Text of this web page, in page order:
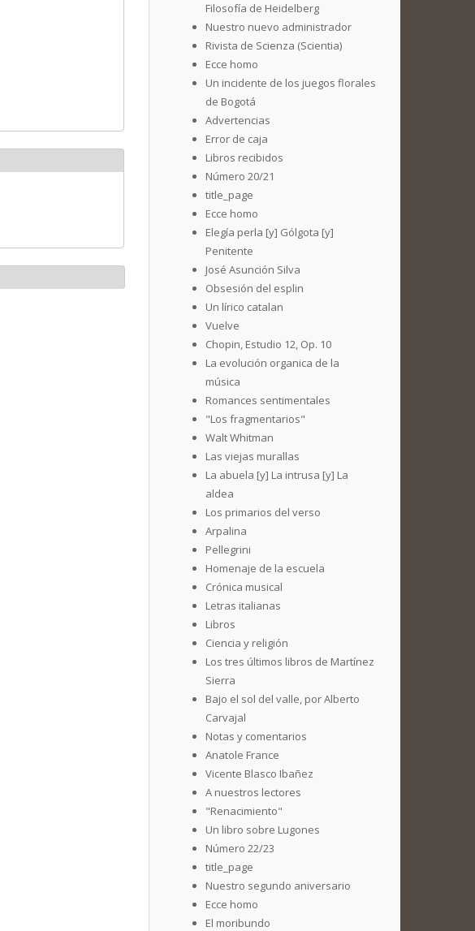
Filosofía de Heidelberg
Nuestro nuevo administrador
Rivista de Scienza (Scientia)
Ecce homo
Un incidente de los juegos florales
de Bogotá
Advertencias
Error de caja
Libros recibidos
Número 20/21
title_page
Ecce homo
Elegía perla [y] Gólgota [y]
Penitente
José Asunción Silva
Obsesión del esplin
Un lírico catalan
Vuelve
Chopin, Estudio 12, Op. 10
La evolución organica de la
música
Romances sentimentales
"Los fragmentarios"
Walt Whitman
Las viejas murallas
La abuela [y] La intrusa [y] La
aldea
Los primarios del verso
Arpalina
Pellegrini
Homenaje de la escuela
Crónica musical
Letras italianas
Libros
Ciencia y religión
Los tres últimos libros de Martínez
Sierra
Bajo el sol del valle, por Alberto
Carvajal
Notas y comentarios
Anatole France
Vicente Blasco Ibañez
A nuestros lectores
"Renacimiento"
Un libro sobre Lugones
Número 22/23
title_page
Nuestro segundo aniversario
Ecce homo
El moribundo